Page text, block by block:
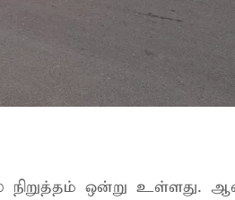
நிறுத்தம் ஒன்று